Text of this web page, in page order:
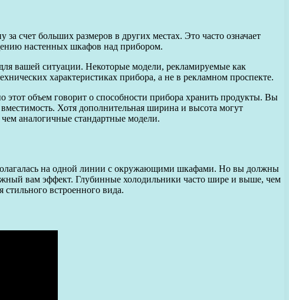
счет больших размеров в других местах. Это часто означает
настенных шкафов над прибором.
вашей ситуации. Некоторые модели, рекламируемые как
характеристиках прибора, а не в рекламном проспекте.
объем говорит о способности прибора хранить продукты. Вы
Хотя дополнительная ширина и высота могут
аналогичные стандартные модели.
на одной линии с окружающими шкафами. Но вы должны
вам эффект. Глубинные холодильники часто шире и выше, чем
встроенного вида.